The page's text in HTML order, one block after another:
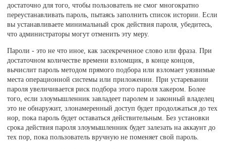
достаточно для того, чтобы пользователь не смог многократно
переустанавливать пароль, пытаясь заполнить список истории. Если
вы устанавливаете минимальный срок действия пароля, убедитесь,
что администраторы могут отменить эту меру.
Пароли - это не что иное, как засекреченное слово или фраза. При
достаточном количестве времени взломщик, в конце концов,
вычислит пароль методом прямого подбора или взломает уязвимые
места операционной системы или приложении. При устаревании
пароля увеличивается риск подбора этого пароля хакером. Более
того, если злоумышленник завладеет паролем и законный владелец
это не обнаружит, злонамеренный доступ будет продолжаться до тех
нор, пока пароль будет оставаться действительным. Без установки
срока действия пароля злоумышленник будет залезать на аккаунт до
тех пор, пока пользователь вручную не поменяет свой пароль.